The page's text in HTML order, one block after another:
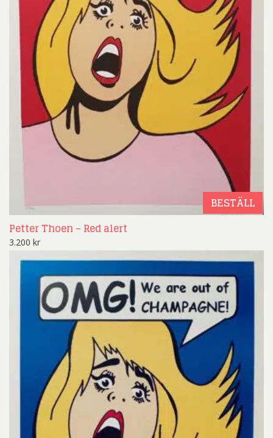
BESTÄLL
Petter Thoen – Red alert
3.200 kr